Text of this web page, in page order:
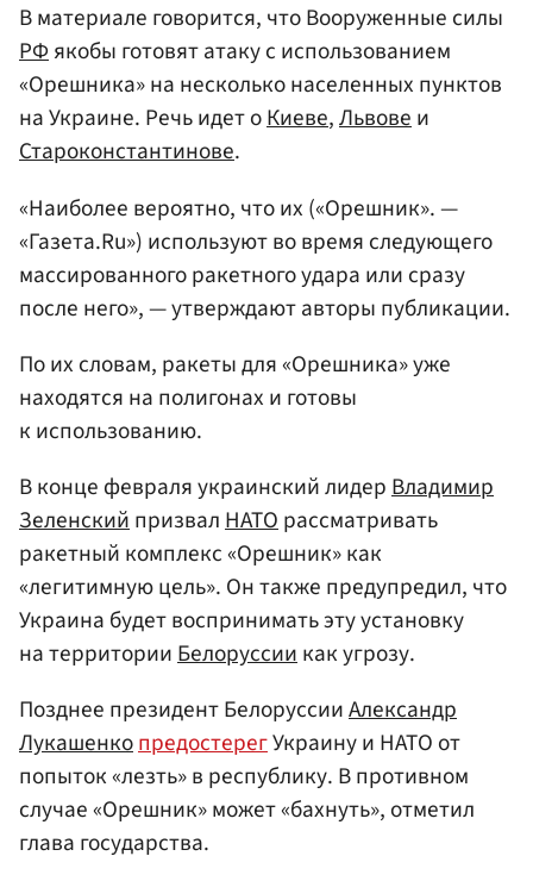
В материале говорится, что Вооруженные силы
РФякобы готовят атаку с использованием
«Орешника» на несколько населенных пунктов
на Украине. Речь идет оКиеве,Львовеи
Староконстантинове.
«Наиболее вероятно, что их («Орешник». —
«Газета.Ru») используют во время следующего
массированного ракетного удара или сразу
после него», — утверждают авторы публикации.
По их словам, ракеты для «Орешника» уже
находятся на полигонах и готовы
к использованию.
В конце февраля украинский лидерВладимир
ЗеленскийпризвалНАТОрассматривать
ракетный комплекс «Орешник» как
«легитимную цель». Он также предупредил, что
Украина будет воспринимать эту установку
на территорииБелоруссиикак угрозу.
Позднее президент БелоруссииАлександр
ЛукашенкопредостерегУкраину и НАТО от
попыток «лезть» в республику. В противном
случае «Орешник» может «бахнуть», отметил
глава государства.